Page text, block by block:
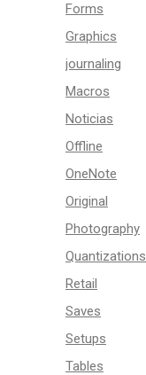
Forms
Graphics
journaling
Macros
Noticias
Offline
OneNote
Original
Photography
Quantizations
Retail
Saves
Setups
Tables